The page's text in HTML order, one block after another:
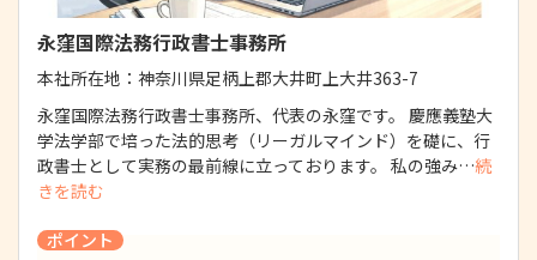
永窪国際法務行政書士事務所
本社所在地： 神奈川県足柄上郡大井町上大井363-7
永窪国際法務行政書士事務所、代表の永窪です。 慶應義塾大
学法学部で培った法的思考（リーガルマインド）を礎に、行
政書士として実務の最前線に立っております。 私の強み…続
きを読む
ポイント